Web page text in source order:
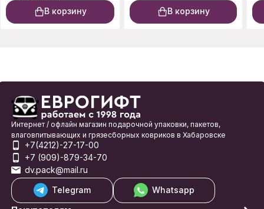
В корзину В корзину
Интернет / офлайн магазин подарочной упаковки, пакетов,
влаговпитывающих и грязесборных ковриков в Хабаровске
+7(4212)-27-17-00
+7 (909)-879-34-70
dv.pack@mail.ru
Telegram
Whatsapp